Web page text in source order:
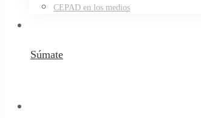
CEPAD en los medios
Súmate